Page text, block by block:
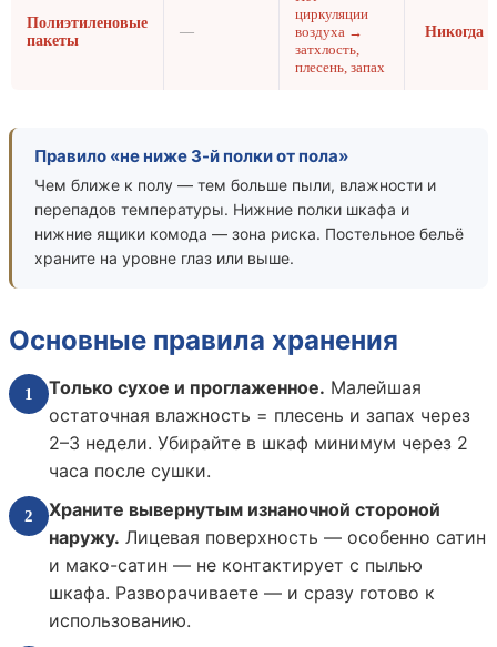
Полиэтиленовые
пакеты
—
циркуляции
воздуха →
затхлость,
плесень, запах
Никогда
Правило «не ниже 3-й полки от пола»
Чем ближе к полу — тем больше пыли, влажности и
перепадов температуры. Нижние полки шкафа и
нижние ящики комода — зона риска. Постельное бельё
храните на уровне глаз или выше.
Основные правила хранения
1 Только сухое и проглаженное. Малейшая
остаточная влажность = плесень и запах через
2–3 недели. Убирайте в шкаф минимум через 2
часа после сушки.
2
Храните вывернутым изнаночной стороной
наружу. Лицевая поверхность — особенно сатин
и мако-сатин — не контактирует с пылью
шкафа. Разворачиваете — и сразу готово к
использованию.